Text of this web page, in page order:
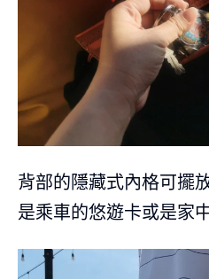
背部的隱藏式內格可擺
是乘車的悠遊卡或是家